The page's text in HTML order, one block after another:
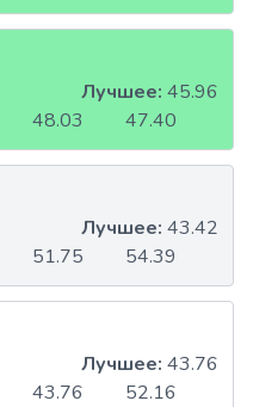
48.03 47.40
Лучшее: 45.96
51.75 54.39
Лучшее: 43.42
43.76 52.16
Лучшее: 43.76